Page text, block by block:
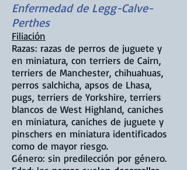
Enfermedad de Legg-Calve-
Perthes
Filiación
Razas: razas de perros de juguete y
en miniatura, con terriers de Cairn,
terriers de Manchester, chihuahuas,
perros salchicha, apsos de Lhasa,
pugs, terriers de Yorkshire, terriers
blancos de West Highland, caniches
en miniatura, caniches de juguete y
pinschers en miniatura identificados
como de mayor riesgo.
Género: sin predilección por género.